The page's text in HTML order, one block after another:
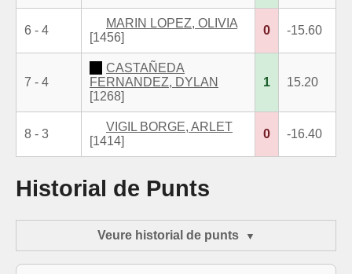
6 - 4
MARIN LOPEZ, OLIVIA
[1456]
0 -15.60
7 - 4
CASTAÑEDA
FERNANDEZ, DYLAN
[1268]
1 15.20
8 - 3
VIGIL BORGE, ARLET
[1414]
0 -16.40
Historial de Punts
Veure historial de punts